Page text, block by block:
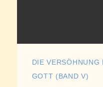
DIE
GOTT (BAND V)